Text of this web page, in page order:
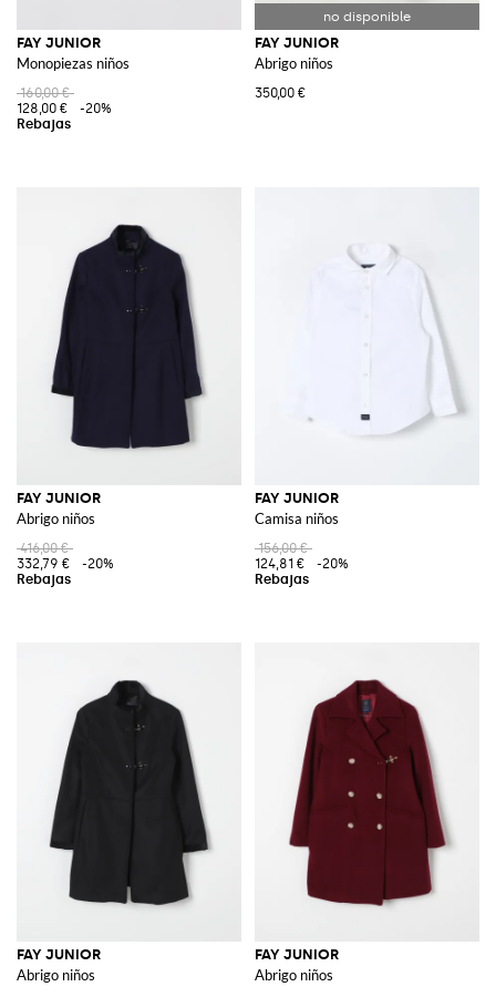
FAY JUNIOR
Monopiezas niños
160,00 €
128,00 €
-20%
FAY JUNIOR
Abrigo niños
350,00 €
FAY JUNIOR
Abrigo niños
416,00 €
332,79 €
-20%
FAY JUNIOR
Camisa niños
156,00 €
124,81 €
-20%
FAY JUNIOR
Abrigo niños
FAY JUNIOR
Abrigo niños